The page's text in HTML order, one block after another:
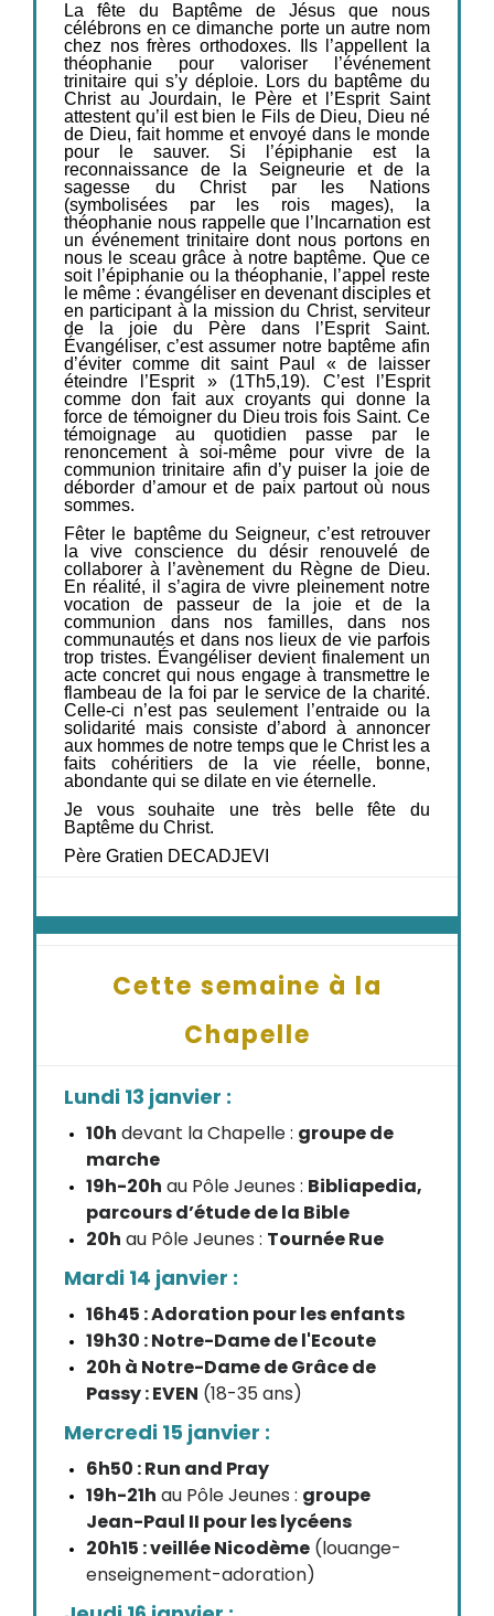
La fête du Baptême de Jésus que nous
célébrons en ce dimanche porte un autre nom
chez nos frères orthodoxes. Ils l’appellent la
théophanie pour valoriser l’événement
trinitaire qui s’y déploie. Lors du baptême du
Christ au Jourdain, le Père et l’Esprit Saint
attestent qu’il est bien le Fils de Dieu, Dieu né
de Dieu, fait homme et envoyé dans le monde
pour le sauver. Si l’épiphanie est la
reconnaissance de la Seigneurie et de la
sagesse du Christ par les Nations
(symbolisées par les rois mages), la
théophanie nous rappelle que l’Incarnation est
un événement trinitaire dont nous portons en
nous le sceau grâce à notre baptême. Que ce
soit l’épiphanie ou la théophanie, l’appel reste
le même : évangéliser en devenant disciples et
en participant à la mission du Christ, serviteur
de la joie du Père dans l’Esprit Saint.
Évangéliser, c’est assumer notre baptême afin
d’éviter comme dit saint Paul « de laisser
éteindre l’Esprit » (1Th5,19). C’est l’Esprit
comme don fait aux croyants qui donne la
force de témoigner du Dieu trois fois Saint. Ce
témoignage au quotidien passe par le
renoncement à soi-même pour vivre de la
communion trinitaire afin d’y puiser la joie de
déborder d’amour et de paix partout où nous
sommes.
Fêter le baptême du Seigneur, c’est retrouver
la vive conscience du désir renouvelé de
collaborer à l’avènement du Règne de Dieu.
En réalité, il s’agira de vivre pleinement notre
vocation de passeur de la joie et de la
communion dans nos familles, dans nos
communautés et dans nos lieux de vie parfois
trop tristes. Évangéliser devient finalement un
acte concret qui nous engage à transmettre le
flambeau de la foi par le service de la charité.
Celle-ci n’est pas seulement l’entraide ou la
solidarité mais consiste d’abord à annoncer
aux hommes de notre temps que le Christ les a
faits cohéritiers de la vie réelle, bonne,
abondante qui se dilate en vie éternelle.
Je vous souhaite une très belle fête du
Baptême du Christ.
Père Gratien DECADJEVI
Cette semaine à la
Chapelle
Lundi 13 janvier :
10h devant la Chapelle : groupe de
marche
19h-20h au Pôle Jeunes : Bibliapedia,
parcours d’étude de la Bible
20h au Pôle Jeunes : Tournée Rue
Mardi 14 janvier :
16h45 : Adoration pour les enfants
19h30 : Notre-Dame de l'Ecoute
20h à Notre-Dame de Grâce de
Passy : EVEN (18-35 ans)
Mercredi 15 janvier :
6h50 : Run and Pray
19h-21h au Pôle Jeunes : groupe
Jean-Paul II pour les lycéens
20h15 : veillée Nicodème (louange-
enseignement-adoration)